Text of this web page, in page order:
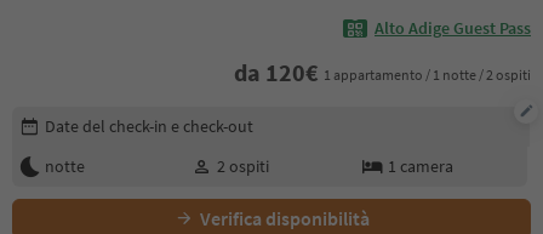
Alto Adige Guest Pass
da 120€ 1 appartamento / 1 notte / 2 ospiti
Modifica i dettagli della prenotazione
Date del check-in e check-out
notte
2 ospiti 1 camera
Verifica disponibilità